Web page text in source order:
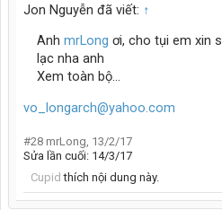
Jon Nguyễn đã viết: ↑
Anh mrLong ơi, cho tụi em xin
lạc nha anh
Xem toàn bộ...
vo_longarch@yahoo.com
#28 mrLong 13/2/17
Sửa lần cuối: 14/3/17
Cupid thích nội dung này.